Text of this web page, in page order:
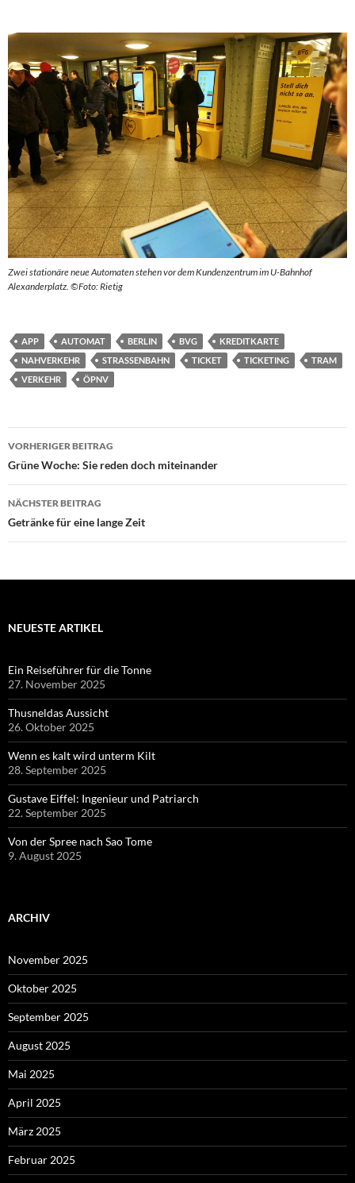
Zwei stationäre neue Automaten stehen vor dem Kundenzentrum im U-Bahnhof
Alexanderplatz. ©Foto: Rietig
APP AUTOMAT BERLIN BVG
KREDITKARTE
NAHVERKEHR
STRASSENBAHN TICKET TICKETING
TRAM
VERKEHR
ÖPNV
Beitragsnavigation
VORHERIGER BEITRAG
Grüne Woche: Sie reden doch miteinander
NÄCHSTER BEITRAG
Getränke für eine lange Zeit
NEUESTE ARTIKEL
Ein Reiseführer für die Tonne
27. November 2025
Thusneldas Aussicht
26. Oktober 2025
Wenn es kalt wird unterm Kilt
28. September 2025
Gustave Eiffel: Ingenieur und Patriarch
22. September 2025
Von der Spree nach Sao Tome
9. August 2025
ARCHIV
November 2025
Oktober 2025
September 2025
August 2025
Mai 2025
April 2025
März 2025
Februar 2025